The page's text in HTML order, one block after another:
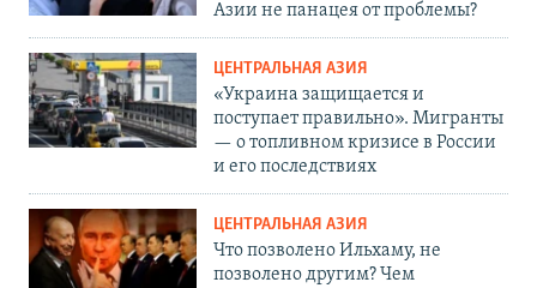
Азии не панацея от проблемы?
ЦЕНТРАЛЬНАЯ АЗИЯ
«Украина защищается и
поступает правильно». Мигранты
— о топливном кризисе в России
и его последствиях
ЦЕНТРАЛЬНАЯ АЗИЯ
Что позволено Ильхаму, не
позволено другим? Чем